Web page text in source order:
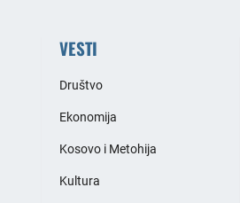
VESTI
Društvo
Ekonomija
Kosovo i Metohija
Kultura